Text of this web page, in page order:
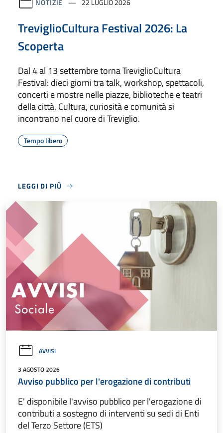
TreviglioCultura Festival 2026: La
Scoperta
Dal 4 al 13 settembre torna TreviglioCultura
Festival: dieci giorni tra talk, workshop, spettacoli,
concerti e mostre nelle piazze, biblioteche e teatri
della città. Cultura, curiosità e comunità si
incontrano nel cuore di Treviglio.
Tempo libero
LEGGI DI PIÙ
AVVISI
3 AGOSTO 2026
Avviso pubblico per l'erogazione di contributi
E' disponibile l'avviso pubblico per l'erogazione di
contributi a sostegno di interventi su sedi di Enti
del Terzo Settore (ETS)